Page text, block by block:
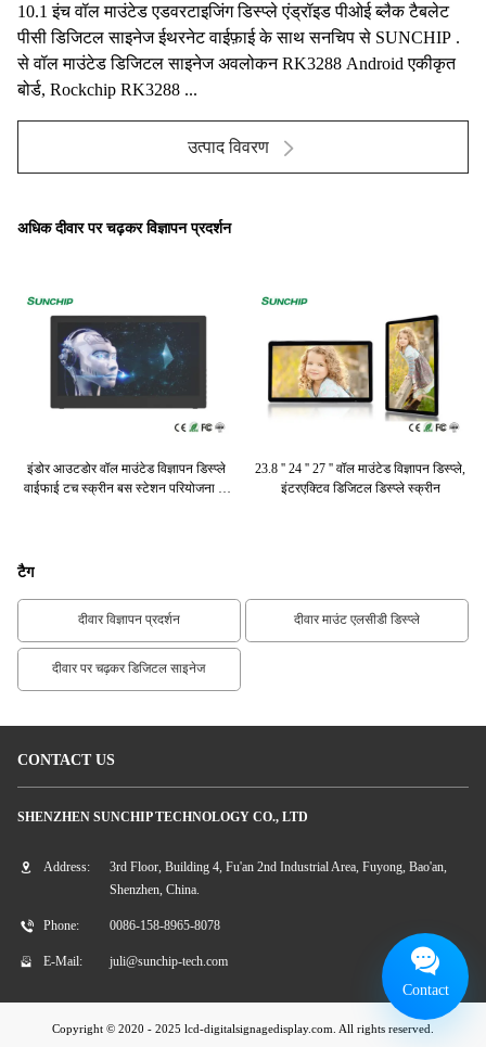
10.1 इंच वॉल माउंटेड एडवरटाइजिंग डिस्प्ले एंड्रॉइड पीओई ब्लैक टैबलेट
पीसी डिजिटल साइनेज ईथरनेट वाईफ़ाई के साथ सनचिप से SUNCHIP .
से वॉल माउंटेड डिजिटल साइनेज अवलोकन RK3288 Android एकीकृत
बोर्ड, Rockchip RK3288 ...
उत्पाद विवरण
अधिक दीवार पर चढ़कर विज्ञापन प्रदर्शन
इंडोर आउटडोर वॉल माउंटेड विज्ञापन डिस्प्ले
वाईफाई टच स्क्रीन बस स्टेशन परियोजना के
23.8 '' 24 '' 27 '' वॉल माउंटेड विज्ञापन डिस्प्ले,
इंटरएक्टिव डिजिटल डिस्प्ले स्क्रीन
टैग
दीवार विज्ञापन प्रदर्शन दीवार माउंट एलसीडी डिस्प्ले
दीवार पर चढ़कर डिजिटल साइनेज
CONTACT US
SHENZHEN SUNCHIP TECHNOLOGY CO., LTD
Address:
3rd Floor, Building 4, Fu'an 2nd Industrial Area, Fuyong, Bao'an,
Shenzhen, China.
Phone: 0086-158-8965-8078
E-Mail: juli@sunchip-tech.com
Copyright © 2020 - 2025 lcd-digitalsignagedisplay.com. All rights reserved.
Contact